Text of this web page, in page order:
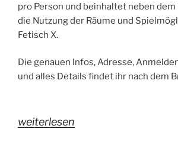
pro Person und beinhaltet neben dem
die Nutzung der Räume und
Fetisch X.
Die genauen Infos, Adresse,
und alles Details findet ihr nach dem
„SMart
weiterlesen